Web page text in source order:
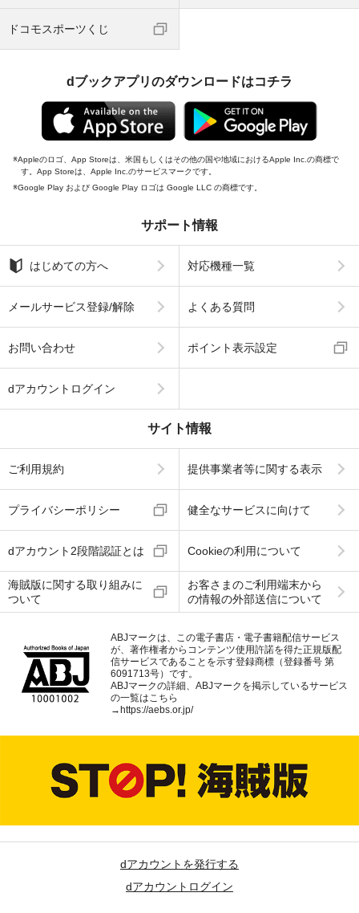
ドコモスポーツくじ
dブックアプリのダウンロードはコチラ
Appleのロゴ、App Storeは、米国もしくはその他の国や地域におけるApple Inc.の商標で
す。App Storeは、Apple Inc.のサービスマークです。
Google Play および Google Play ロゴは Google LLC の商標です。
サポート情報
はじめての方へ 対応機種一覧
メールサービス登録/解除 よくある質問
お問い合わせ ポイント表示設定
dアカウントログイン
サイト情報
ご利用規約 提供事業者等に関する表示
プライバシーポリシー 健全なサービスに向けて
dアカウント2段階認証とは Cookieの利用について
海賊版に関する取り組みに
ついて
お客さまのご利用端末から
の情報の外部送信について
ABJマークは、この電子書店・電子書籍配信サービス
が、著作権者からコンテンツ使用許諾を得た正規版配
信サービスであることを示す登録商標（登録番号 第
6091713号）です。
ABJマークの詳細、ABJマークを掲示しているサービス
の一覧はこちら
→ https://aebs.or.jp/
dアカウントを発行する
dアカウントログイン